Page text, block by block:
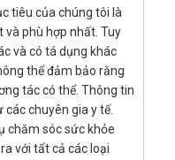
sắt, người suy dinh
cung cấp đủ hoặc
máu.
sử dụng cho đối
tiêu của chúng tôi là
và phù hợp nhất. Tuy
và có tá dụng khác
thể đảm bảo rằng
tác có thể. Thông tin
chuyên gia y tế.
chăm sóc sức khỏe
với tất cả các loại